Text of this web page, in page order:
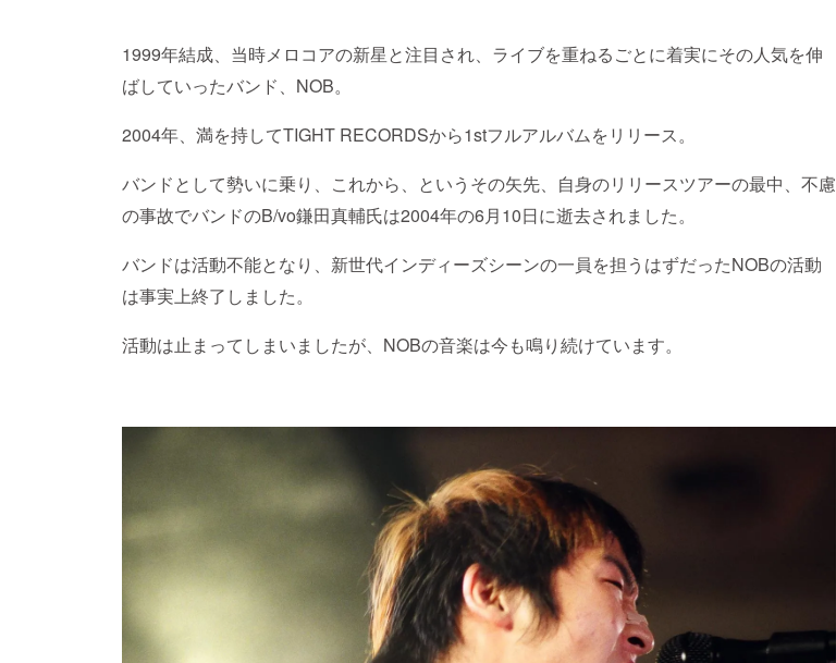
1999年結成、当時メロコアの新星と注目され、ライブを重ねるごとに着実にその人気を伸
ばしていったバンド、NOB。
2004年、満を持してTIGHT RECORDSから1stフルアルバムをリリース。
バンドとして勢いに乗り、これから、というその矢先、自身のリリースツアーの最中、不慮
の事故でバンドのB/vo鎌田真輔氏は2004年の6月10日に逝去されました。
バンドは活動不能となり、新世代インディーズシーンの一員を担うはずだったNOBの活動
は事実上終了しました。
活動は止まってしまいましたが、NOBの音楽は今も鳴り続けています。